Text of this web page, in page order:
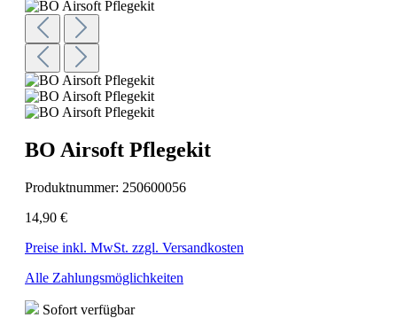
BO Airsoft Pflegekit
Produktnummer: 250600056
14,90 €
Preise inkl. MwSt. zzgl. Versandkosten
Alle Zahlungsmöglichkeiten
Sofort verfügbar